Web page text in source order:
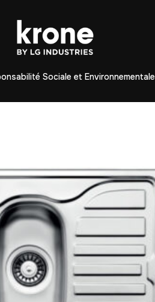
Sociale et Environnementale